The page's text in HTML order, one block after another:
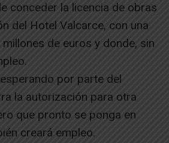
conceder la licencia de obras
del Hotel Valcarce, con una
de euros y donde, sin
por parte del
la autorización para otra
que pronto se ponga en
creará empleo.